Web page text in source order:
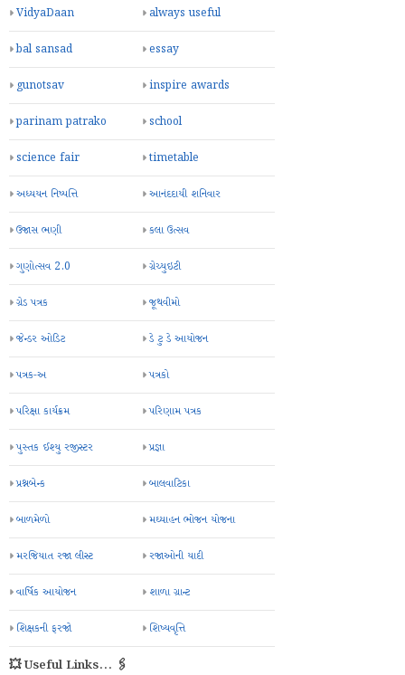
VidyaDaan always useful
bal sansad essay
gunotsav inspire awards
parinam patrako school
science fair timetable
અધ્યયન નિષ્પત્તિ આનંદદાયી શનિવાર
ઉજાસ ભણી કલા ઉત્સવ
ગુણોત્સવ 2.0 ગ્રેચ્યુઇટી
ગ્રેડ પત્રક જૂથવીમો
જેન્ડર ઓડિટ ડે ટુ ડે આયોજન
પત્રક-અ પત્રકો
પરિક્ષા કાર્યક્રમ પરિણામ પત્રક
પુસ્તક ઈશ્યુ રજીસ્ટર પ્રજ્ઞા
પ્રશ્નબેન્ક બાલવાટિકા
બાળમેળો મઘ્યાહન ભોજન યોજના
મરજિયાત રજા લીસ્ટ રજાઓની યાદી
વાર્ષિક આયોજન શાળા ગ્રાન્ટ
શિક્ષકની ફરજો શિષ્યવૃત્તિ
💥 Useful Links... 🖇️